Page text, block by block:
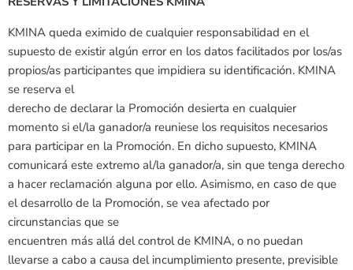
KMINA queda eximido de cualquier responsabilidad en el
supuesto de existir algún error en los datos facilitados por los/as
propios/as participantes que impidiera su identificación. KMINA
se reserva el
derecho de declarar la Promoción desierta en cualquier
momento si el/la ganador/a reuniese los requisitos necesarios
para participar en la Promoción. En dicho supuesto, KMINA
comunicará este extremo al/la ganador/a, sin que tenga derecho
a hacer reclamación alguna por ello. Asimismo, en caso de que
el desarrollo de la Promoción, se vea afectado por
circunstancias que se
encuentren más allá del control de KMINA, o no puedan
llevarse a cabo a causa del incumplimiento presente, previsible